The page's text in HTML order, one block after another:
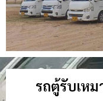
รถตู้รับเห